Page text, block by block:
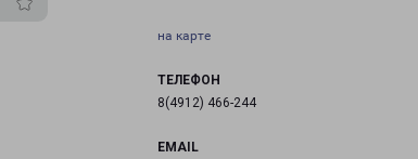
на карте
ТЕЛЕФОН
8(4912) 466-244
EMAIL